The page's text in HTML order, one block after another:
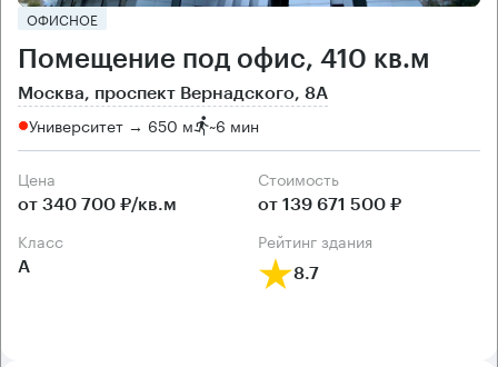
ОФИСНОЕ
Помещение под офис, 410 кв.м
Москва, проспект Вернадского, 8А
Университет → 650 м ~6 мин
Цена
от 340 700 ₽/кв.м
Cтоимость
от 139 671 500 ₽
класс
А
рейтинг здания
8.7